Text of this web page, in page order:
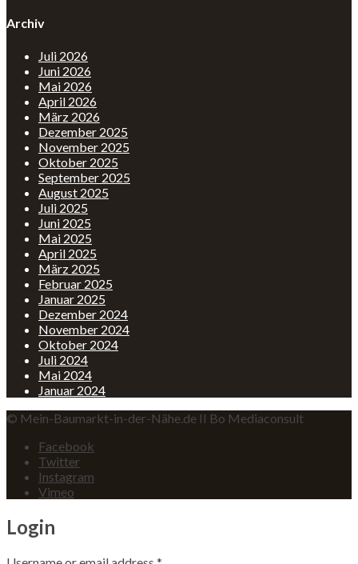
Archiv
Juli 2026
Juni 2026
Mai 2026
April 2026
März 2026
Dezember 2025
November 2025
Oktober 2025
September 2025
August 2025
Juli 2025
Juni 2025
Mai 2025
April 2025
März 2025
Februar 2025
Januar 2025
Dezember 2024
November 2024
Oktober 2024
Juli 2024
Mai 2024
Januar 2024
© Mein-Baumarkt-in-der-Nähe.de II Bo Mediaconsult
Facebook
Twitter
Instagram
Vimeo
Login